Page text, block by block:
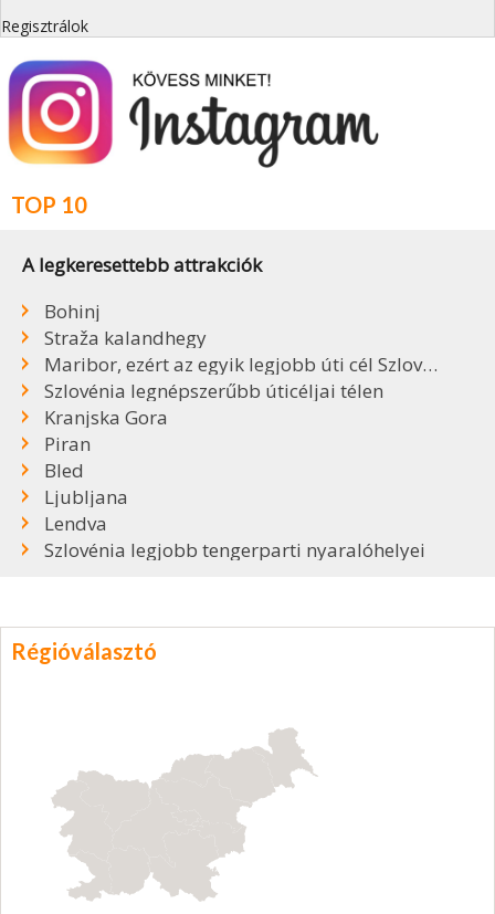
Regisztrálok
TOP 10
A legkeresettebb attrakciók
Bohinj
Straža kalandhegy
Maribor, ezért az egyik legjobb úti cél Szlovéniában
Szlovénia legnépszerűbb úticéljai télen
Kranjska Gora
Piran
Bled
Ljubljana
Lendva
Szlovénia legjobb tengerparti nyaralóhelyei
Régióválasztó